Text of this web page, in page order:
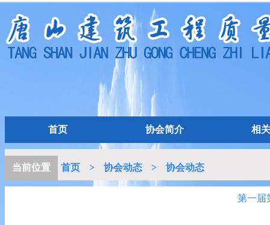
首页 协会简介 相
当前位置 首页 > 协会动态 > 协会动态
第一届